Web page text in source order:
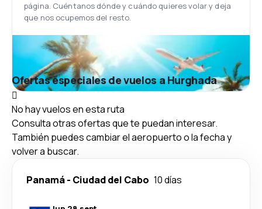
página. Cuéntanos dónde y cuándo quieres volar y deja
que nos ocupemos del resto.
Ofertas especiales de vuelos a Hurghada
No hay vuelos en esta ruta
Consulta otras ofertas que te puedan interesar.
También puedes cambiar el aeropuerto o la fecha y
volver a buscar.
Panamá- Ciudad del Cabo 10 días